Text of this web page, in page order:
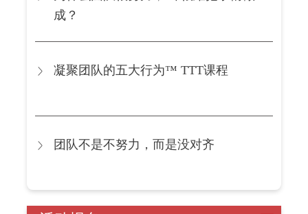
成？
凝聚团队的五大行为™ TTT课程
团队不是不努力，而是没对齐